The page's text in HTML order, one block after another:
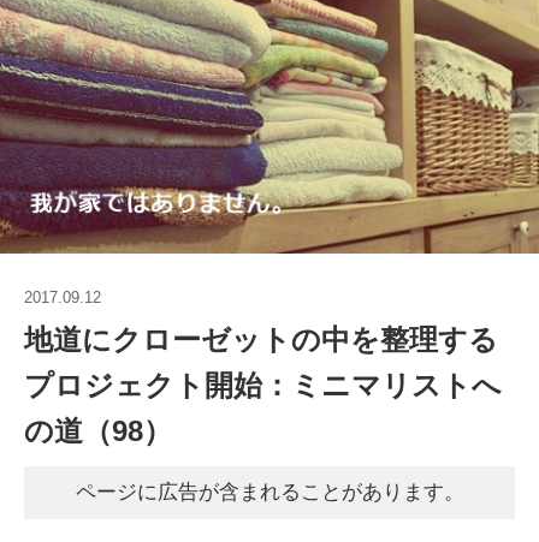
2017.09.12
地道にクローゼットの中を整理する
プロジェクト開始：ミニマリストへ
の道（98）
ページに広告が含まれることがあります。